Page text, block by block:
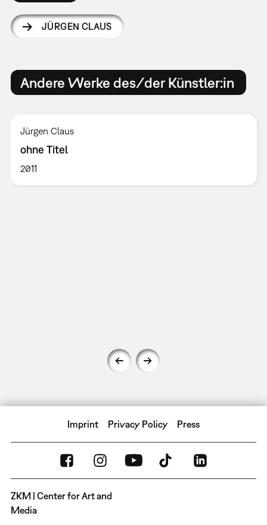
JÜRGEN CLAUS
Andere Werke des/der Künstler:in
Jürgen Claus
ohne Titel
2011
Imprint Privacy Policy Press
ZKM | Center for Art and
Media